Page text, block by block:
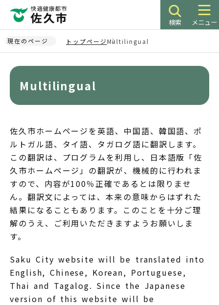
ペ
ー
ジ
検索 メニュー
現在のページ トップページMultilingual
Multilingual
佐久市ホームページを英語、中国語、韓国語、ポ
ルトガル語、タイ語、タガログ語に翻訳します。
この翻訳は、プログラムを利用し、日本語版「佐
久市ホームページ」の翻訳が、機械的に行われま
すので、内容が100％正確であるとは限りませ
ん。翻訳文によっては、本来の意味からはずれた
結果になることもあります。このことを十分ご理
解のうえ、ご利用いただきますようお願いしま
す。
Saku City website will be translated into
English, Chinese, Korean, Portuguese,
Thai and Tagalog. Since the Japanese
version of this website will be